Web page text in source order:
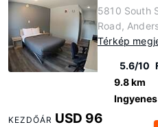
5810 South
Road,
Térkép
5.6/10
9.8 km
KEZDŐÁR USD 96